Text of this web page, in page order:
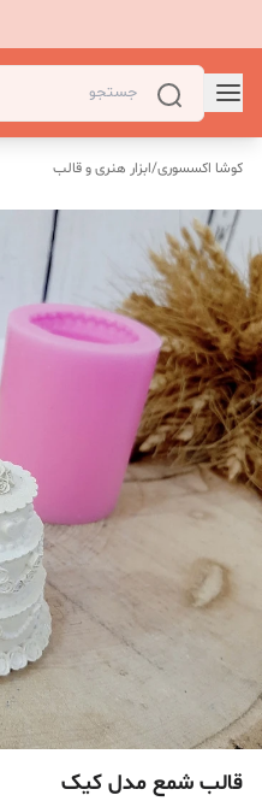
کوشا اکسسوری/ابزار هنری و قالب
قالب شمع مدل کیک